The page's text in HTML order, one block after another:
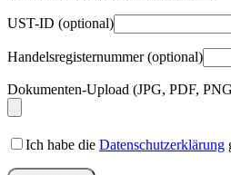
UST-ID (optional)
Handelsregisternummer(optional)
Dokumenten-Upload (JPG, PDF,
Ich habe die Datenschutzerklärung